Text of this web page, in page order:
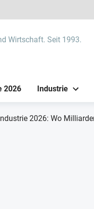
Wirtschaft. Seit 1993.
2026 Industrie
2026: Wo